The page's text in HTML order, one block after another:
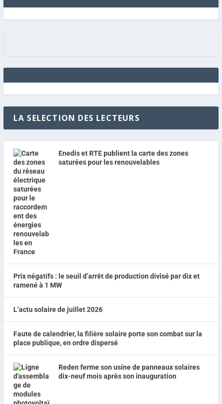
LA SELECTION DES LECTEURS
Enedis et RTE publient la carte des zones
saturées pour les renouvelables
Prix négatifs : le seuil d’arrêt de production divisé par dix et
ramené à 1 MW
L’actu solaire de juillet 2026
Faute de calendrier, la filière solaire porte son combat sur la
place publique, en ordre dispersé
Reden ferme son usine de panneaux solaires
dix-neuf mois après son inauguration